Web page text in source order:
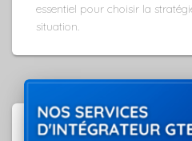
essentiel pour choisir la
situation.